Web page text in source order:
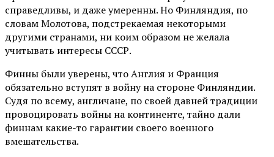
справедливы, и даже умеренны. Но Финляндия, по
словам Молотова, подстрекаемая некоторыми
другими странами, ни коим образом не желала
учитывать интересы СССР.
Финны были уверены, что Англия и Франция
обязательно вступят в войну на стороне Финляндии.
Судя по всему, англичане, по своей давней традиции
провоцировать войны на континенте, тайно дали
финнам какие-то гарантии своего военного
вмешательства.